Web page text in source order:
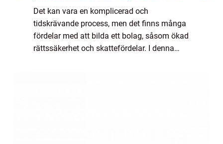
dess ägare
Det kan vara en komplicerad och
tidskrävande process, men det finns många
fördelar med att bilda ett bolag, såsom ökad
rättssäkerhet och skattefördelar. I denna